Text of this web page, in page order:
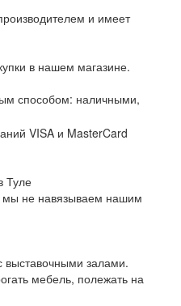
и имеет
в нашем магазине.
способом: наличными,
Туле
мы не навязываем нашим
выставочными залами.
мебель, полежать на